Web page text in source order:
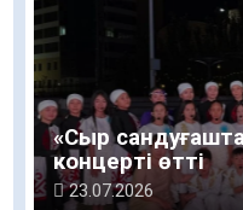
«Сыр
концерті өтті
23.07.2026